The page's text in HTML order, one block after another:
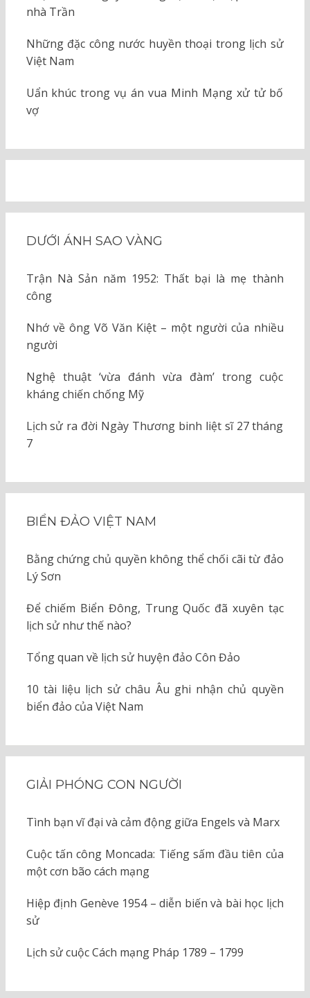
nhà Trần
Những đặc công nước huyền thoại trong lịch sử
Việt Nam
Uẩn khúc trong vụ án vua Minh Mạng xử tử bố
vợ
DƯỚI ÁNH SAO VÀNG
Trận Nà Sản năm 1952: Thất bại là mẹ thành
công
Nhớ về ông Võ Văn Kiệt – một người của nhiều
người
Nghệ thuật ‘vừa đánh vừa đàm’ trong cuộc
kháng chiến chống Mỹ
Lịch sử ra đời Ngày Thương binh liệt sĩ 27 tháng
7
BIỂN ĐẢO VIỆT NAM
Bằng chứng chủ quyền không thể chối cãi từ đảo
Lý Sơn
Để chiếm Biển Đông, Trung Quốc đã xuyên tạc
lịch sử như thế nào?
Tổng quan về lịch sử huyện đảo Côn Đảo
10 tài liệu lịch sử châu Âu ghi nhận chủ quyền
biển đảo của Việt Nam
GIẢI PHÓNG CON NGƯỜI
Tình bạn vĩ đại và cảm động giữa Engels và Marx
Cuộc tấn công Moncada: Tiếng sấm đầu tiên của
một cơn bão cách mạng
Hiệp định Genève 1954 – diễn biến và bài học lịch
sử
Lịch sử cuộc Cách mạng Pháp 1789 – 1799